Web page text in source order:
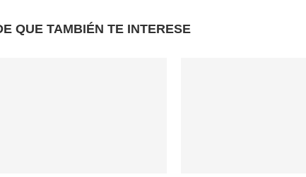
QUE TAMBIÉN TE INTERESE